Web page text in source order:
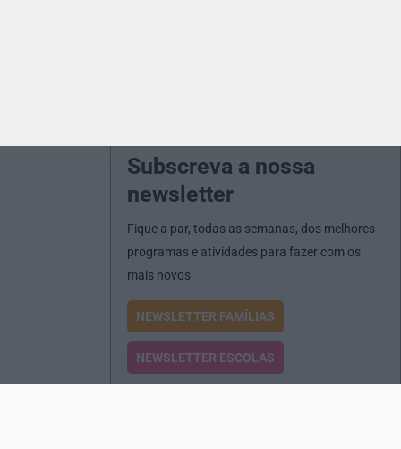
Subscreva a nossa
newsletter
Fique a par, todas as semanas, dos melhores
programas e atividades para fazer com os
mais novos
NEWSLETTER FAMÍLIAS
NEWSLETTER ESCOLAS